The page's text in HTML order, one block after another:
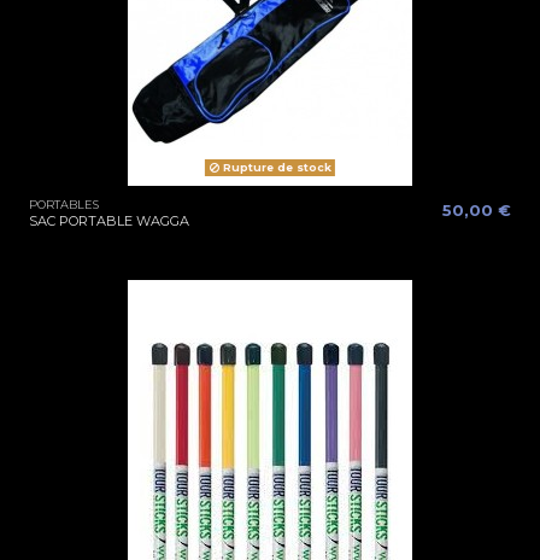
Rupture de stock
PORTABLES
SAC PORTABLE WAGGA
50,00 €